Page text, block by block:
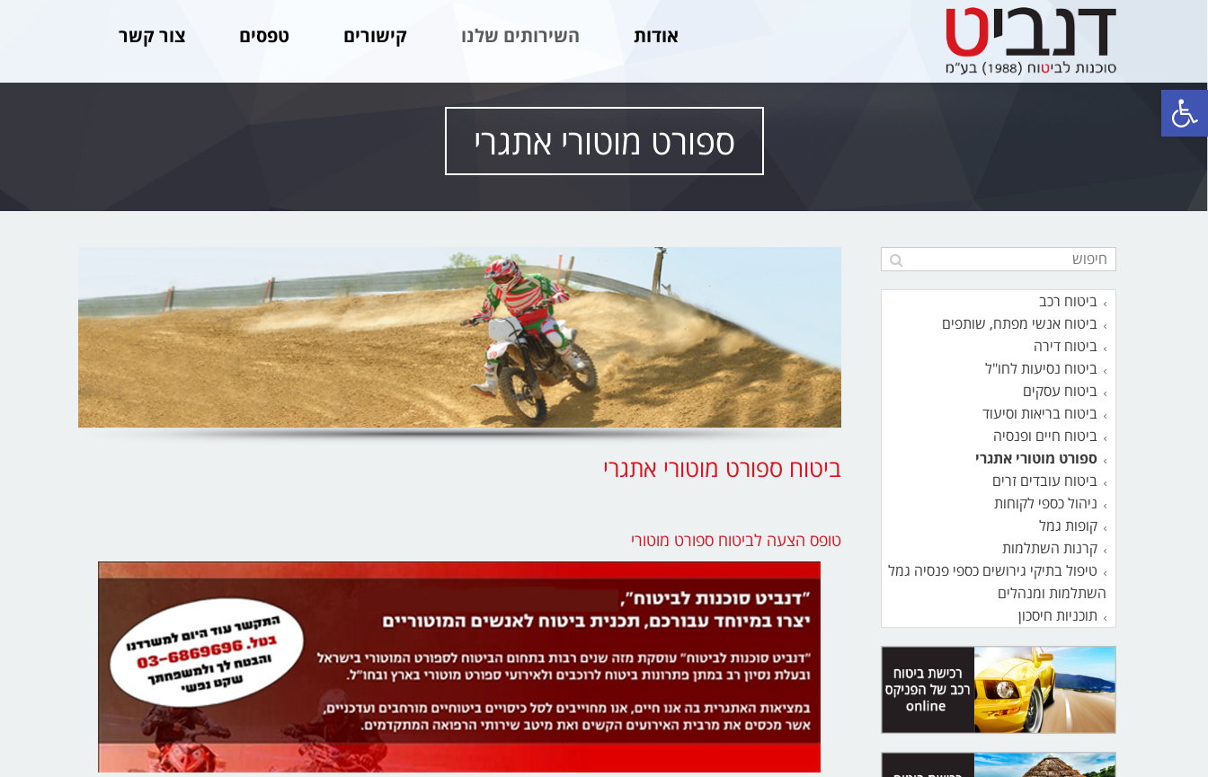
פתח סרגל נגישות
אודות השירותים שלנו קישורים טפסים צור קשר
ספורט מוטורי אתגרי
ביטוח ספורט מוטורי אתגרי
טופס הצעה לביטוח ספורט מוטורי
ביטוח רכב
ביטוח אנשי מפתח, שותפים
ביטוח דירה
ביטוח נסיעות לחו"ל
ביטוח עסקים
ביטוח בריאות וסיעוד
ביטוח חיים ופנסיה
ספורט מוטורי אתגרי
ביטוח עובדים זרים
ניהול כספי לקוחות
קופות גמל
קרנות השתלמות
טיפול בתיקי גירושים כספי פנסיה גמל
השתלמות ומנהלים
תוכניות חיסכון